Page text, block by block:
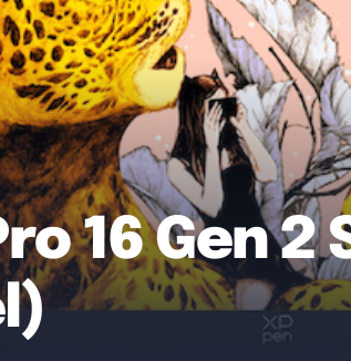
16 Gen